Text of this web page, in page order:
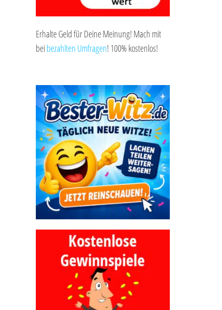
Erhalte Geld für Deine Meinung! Mach mit
beibezahlten Umfragen! 100% kostenlos!